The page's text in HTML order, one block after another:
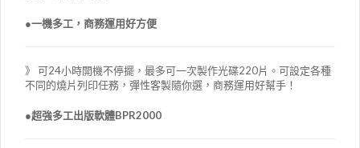
●一機多工，商務運用好方便
》 可24小時開機不停擺，最多可一次製作光碟220片。可設定各種
不同的燒片列印任務，彈性客製隨你選，商務運用好幫手！
●超強多工出版軟體BPR2000